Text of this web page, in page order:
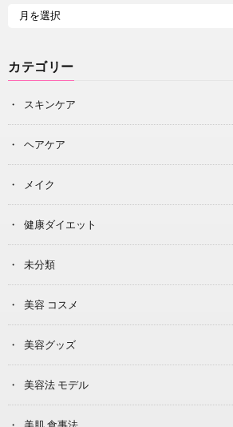
カテゴリー
スキンケア
ヘアケア
メイク
健康ダイエット
未分類
美容 コスメ
美容グッズ
美容法 モデル